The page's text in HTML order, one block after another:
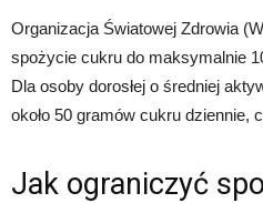
Organizacja Światowej Zdrowia
spożycie cukru do maksymalnie
Dla osoby dorosłej o średniej
około 50 gramów cukru dziennie,
Jak ograniczyć